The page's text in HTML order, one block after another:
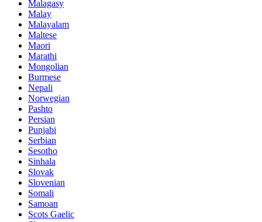
Malagasy
Malay
Malayalam
Maltese
Maori
Marathi
Mongolian
Burmese
Nepali
Norwegian
Pashto
Persian
Punjabi
Serbian
Sesotho
Sinhala
Slovak
Slovenian
Somali
Samoan
Scots Gaelic